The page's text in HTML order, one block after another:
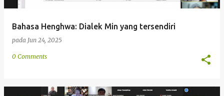
Bahasa Henghwa: Dialek Min yang tersendiri
pada Jun 24, 2025
0 Comments